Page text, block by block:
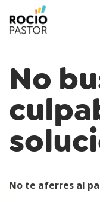
No
No te aferres al